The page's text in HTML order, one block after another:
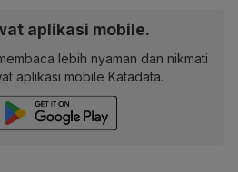
aplikasi mobile.
lebih nyaman dan nikmati
aplikasi mobile Katadata.